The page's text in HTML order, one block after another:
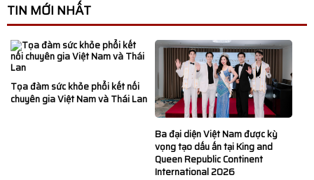
TIN MỚI NHẤT
Tọa đàm sức khỏe phổi kết nối
chuyên gia Việt Nam và Thái Lan
Ba đại diện Việt Nam được kỳ
vọng tạo dấu ấn tại King and
Queen Republic Continent
International 2026